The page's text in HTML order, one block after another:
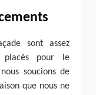
sont assez
placés pour le
soucions de
que nous ne